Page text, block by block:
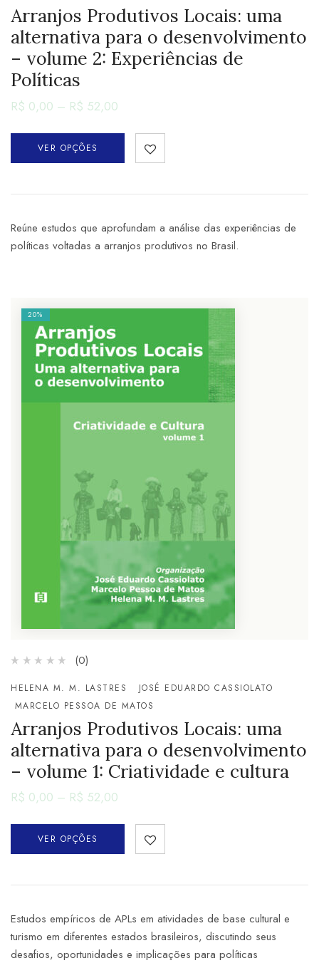
Arranjos Produtivos Locais: uma
alternativa para o desenvolvimento
– volume 2: Experiências de
Políticas
R$ 0,00 – R$ 52,00
VER OPÇÕES
Reúne estudos que aprofundam a análise das experiências de
políticas voltadas a arranjos produtivos no Brasil.
20%
(0)
HELENA M. M. LASTRES
JOSÉ EDUARDO CASSIOLATO
MARCELO PESSOA DE MATOS
Arranjos Produtivos Locais: uma
alternativa para o desenvolvimento
– volume 1: Criatividade e cultura
R$ 0,00 – R$ 52,00
VER OPÇÕES
Estudos empíricos de APLs em atividades de base cultural e
turismo em diferentes estados brasileiros, discutindo seus
desafios, oportunidades e implicações para políticas